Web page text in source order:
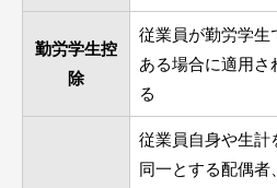
勤労学生控
除
従業員が勤労学生
ある場合に適用さ
る
従業員自身や生計
同一とする配偶者、